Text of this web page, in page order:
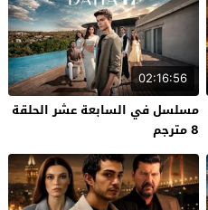
02:16:56
مسلسل في السابعة عشر الحلقة
8 مترجم